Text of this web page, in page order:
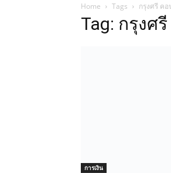
Home Tags กรุงศรี ค
Tag: กรุงศ
การเงิน